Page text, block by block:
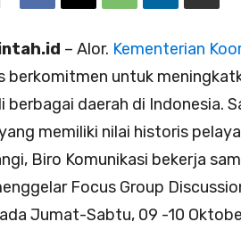
– Alor. Kementerian
berkomitmen untuk
berbagai daerah di Indonesia.
memiliki nilai historis
Biro Komunikasi bekerja
Focus Group
Jumat-Sabtu, 09 -10